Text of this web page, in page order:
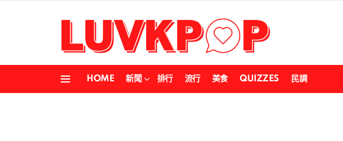
HOME 新聞 排行 流行 美食 QUIZZES 民調